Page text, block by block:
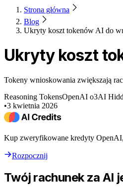
Strona główna
Blog
Ukryty koszt tokenów AI do
Ukryty koszt
Tokeny wnioskowania zwiększają
Reasoning TokensOpenAI o3AI
•3 kwietnia 2026
Kup zweryfikowane kredyty
Rozpocznij
Twój rachunek za AI